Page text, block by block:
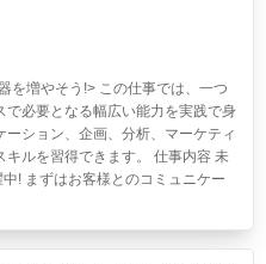
を増やそう!> この仕事では、一つ
必要となる幅広い能力を実践で身
ション、企画、分析、マーケティ
ルを習得できます。 仕事内容 未
! まずはお客様とのコミュニケー